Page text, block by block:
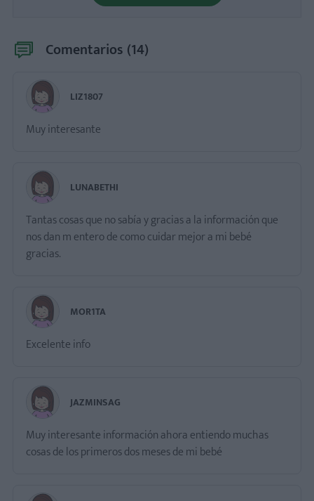
Comentarios (14)
LIZ1807
Muy interesante
LUNABETHI
Tantas cosas que no sabía y gracias a la información que
nos dan m entero de como cuidar mejor a mi bebé
gracias.
MOR1TA
Excelente info
JAZMINSAG
Muy interesante información ahora entiendo muchas
cosas de los primeros dos meses de mi bebé